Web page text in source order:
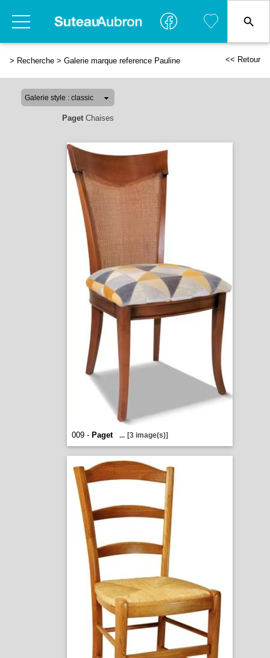
> Recherche > Galerie marque reference Pauline << Retour
PagetChaises
009 - Paget ... [3 image(s)]